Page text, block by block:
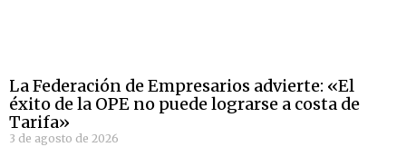
La Federación de Empresarios advierte: «El
éxito de la OPE no puede lograrse a costa de
Tarifa»
3 de agosto de 2026